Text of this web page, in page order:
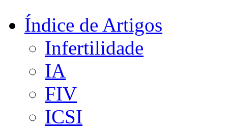
Índice de Artigos
Infertilidade
IA
FIV
ICSI